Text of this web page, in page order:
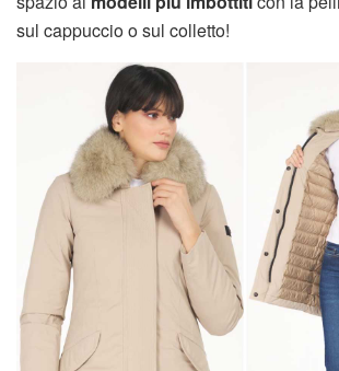
sul cappuccio o sul colletto!